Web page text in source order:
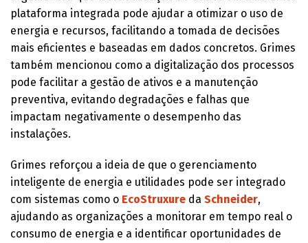
plataforma integrada pode ajudar a otimizar o uso de
energia e recursos, facilitando a tomada de decisões
mais eficientes e baseadas em dados concretos. Grimes
também mencionou como a digitalização dos processos
pode facilitar a gestão de ativos e a manutenção
preventiva, evitando degradações e falhas que
impactam negativamente o desempenho das
instalações.
Grimes reforçou a ideia de que o gerenciamento
inteligente de energia e utilidades pode ser integrado
com sistemas como o EcoStruxure da Schneider,
ajudando as organizações a monitorar em tempo real o
consumo de energia e a identificar oportunidades de